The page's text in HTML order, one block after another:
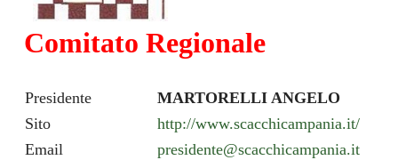
Comitato Regionale
Presidente
MARTORELLI ANGELO
Sito
http://www.scacchicampania.it/
Email
presidente@scacchicampania.it